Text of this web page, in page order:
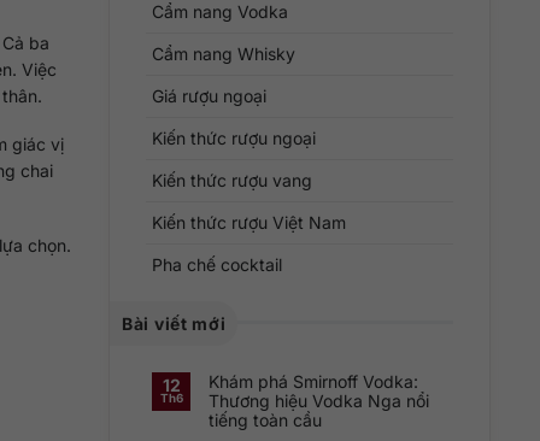
Cả ba
Việc
giác vị
chai
chọn.
Cẩm nang Vodka
Cẩm nang Whisky
Giá rượu ngoại
Kiến thức rượu ngoại
Kiến thức rượu vang
Kiến thức rượu Việt Nam
Pha chế cocktail
Bài viết mới
12
Th6
Khám phá Smirnoff Vodka:
Thương hiệu Vodka Nga nổi
tiếng toàn cầu